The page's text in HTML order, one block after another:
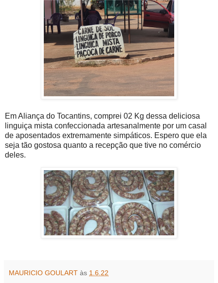
Em Aliança do Tocantins, comprei 02 Kg dessa deliciosa
linguiça mista confeccionada artesanalmente por um casal
de aposentados extremamente simpáticos. Espero que ela
seja tão gostosa quanto a recepção que tive no comércio
deles.
MAURICIO GOULART às 1.6.22